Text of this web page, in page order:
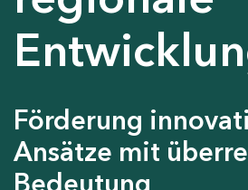
Förderung
Ansätze mit
Bedeutung